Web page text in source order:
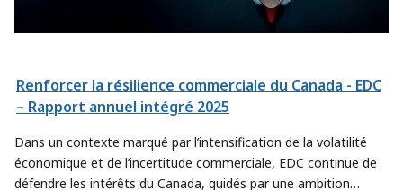
Renforcer la résilience commerciale du Canada - EDC
– Rapport annuel intégré 2025
Dans un contexte marqué par l’intensification de la volatilité
économique et de l’incertitude commerciale, EDC continue de
défendre les intérêts du Canada, guidés par une ambition